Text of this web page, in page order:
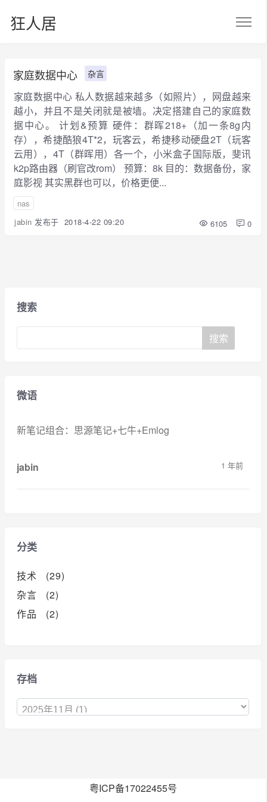
狂人居
家庭数据中心 杂言
家庭数据中心 私人数据越来越多（如照片），网盘越来
越小，并且不是关闭就是被墙。决定搭建自己的家庭数
据中心。 计划&预算 硬件：群晖218+（加一条8g内
存），希捷酷狼4T*2，玩客云，希捷移动硬盘2T（玩客
云用），4T（群晖用）各一个，小米盒子国际版，斐讯
k2p路由器（刷官改rom） 预算：8k 目的：数据备份，家
庭影视 其实黑群也可以，价格更便...
nas
jabin 发布于 2018-4-22 09:20 6105 0
搜索
微语
新笔记组合：思源笔记+七牛+Emlog
jabin 1 年前
分类
技术 (29)
杂言 (2)
作品 (2)
存档
粤ICP备17022455号